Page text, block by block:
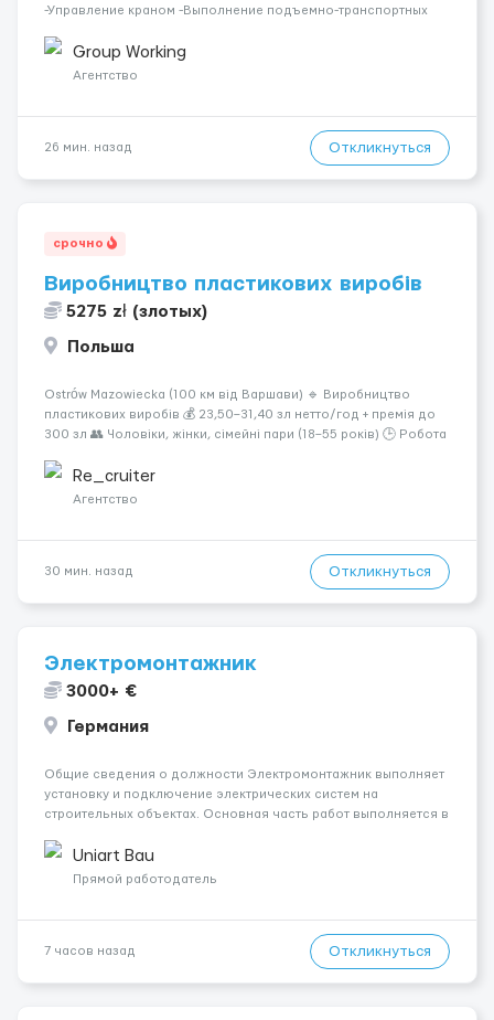
-Управление краном -Выполнение подъемно-транспортных
инструкций по безопасности. -Опыт управления различными
типами кранов (моб...
Group Working
Агентство
26 мин. назад Откликнуться
срочно
Виробництво пластикових виробів
5275 zł (злотых)
Польша
Ostrów Mazowiecka (100 км від Варшави) 🔹 Виробництво
пластикових виробів 💰 23,50–31,40 зл нетто/год + премія до
300 зл 👥 Чоловіки, жінки, сімейні пари (18–55 років) 🕒 Робота
житло — 400 зл. 📦 Обов...
Re_cruiter
Агентство
30 мин. назад Откликнуться
Электромонтажник
3000+ €
Германия
Общие сведения о должности Электромонтажник выполняет
установку и подключение электрических систем на
строительных объектах. Основная часть работ выполняется в
делаем только для профессионалов с доказательным
портфолио Обязанности ...
Uniart Bau
Прямой работодатель
7 часов назад Откликнуться